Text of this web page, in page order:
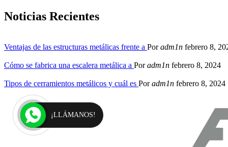
Noticias Recientes
Ventajas de las estructuras metálicas frente a Poradm1n febrero 8,
Cómo se fabrica una escalera metálica a Poradm1n febrero 8, 2024
Tipos de cerramientos metálicos y cuál es Poradm1n febrero 8, 2024
¡LLÁMANOS!